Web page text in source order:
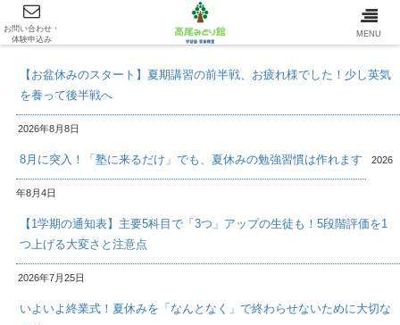
最新情報/INFOMATION
【お盆休みのスタート】夏期講習の前半戦、お疲れ様でした！少し英気
を養って後半戦へ
2026年8月8日
8月に突入！「塾に来るだけ」でも、夏休みの勉強習慣は作れます 2026
年8月4日
【1学期の通知表】主要5科目で「3つ」アップの生徒も！5段階評価を1
つ上げる大変さと注意点
2026年7月25日
いよいよ終業式！夏休みを「なんとなく」で終わらせないために大切な
お問い合わせ・
体験申込み
MENU